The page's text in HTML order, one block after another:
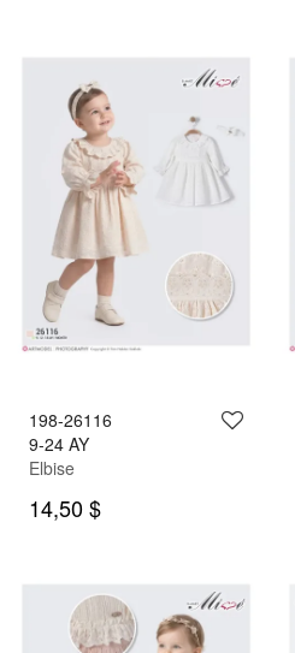
198-26116
9-24 AY
Elbise
14,50 $